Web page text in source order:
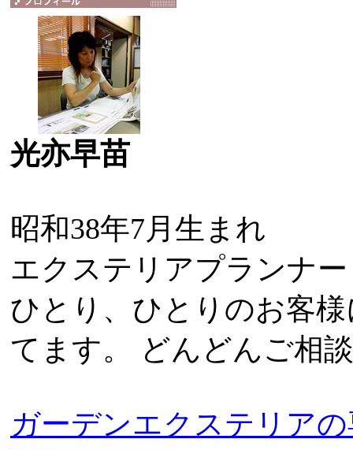
光亦早苗
昭和38年7月生まれ
エクステリアプランナー
ひとり、ひとりのお客
てます。 どんどんご相
ガーデンエクステリア